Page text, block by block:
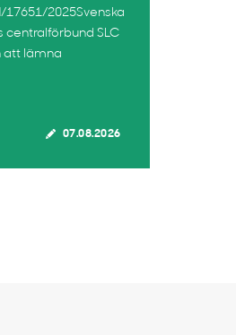
2025Svenska
SLC
att lämna
07.08.2026